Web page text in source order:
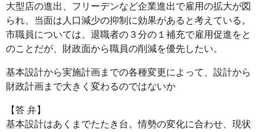
大型店の進出、フリーデンなど企業進出で雇用の拡大が図
られ、当面は人口減少の抑制に効果があると考えている。
市職員については、退職者の３分の１補充で雇用促進をと
のことだが、財政面から職員の削減を優先したい。
基本設計から実施計画までの各種変更によって、設計から
財政計画まで大きく変わるのではないか
【答 弁】
基本設計はあくまでたたき台。情勢の変化に合わせ、現状